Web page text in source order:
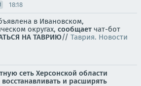
18:18
в Ивановском,
округах, сообщает чат-бот
НА ТАВРИЮ// Таврия. Новости
сеть Херсонской области
и расширять